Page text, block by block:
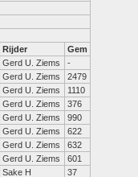
Rijder
Gem
Gerd U. Ziems
-
Gerd U. Ziems
2479
Gerd U. Ziems
1110
Gerd U. Ziems
376
Gerd U. Ziems
990
Gerd U. Ziems
622
Gerd U. Ziems
632
Gerd U. Ziems
601
Sake H
37